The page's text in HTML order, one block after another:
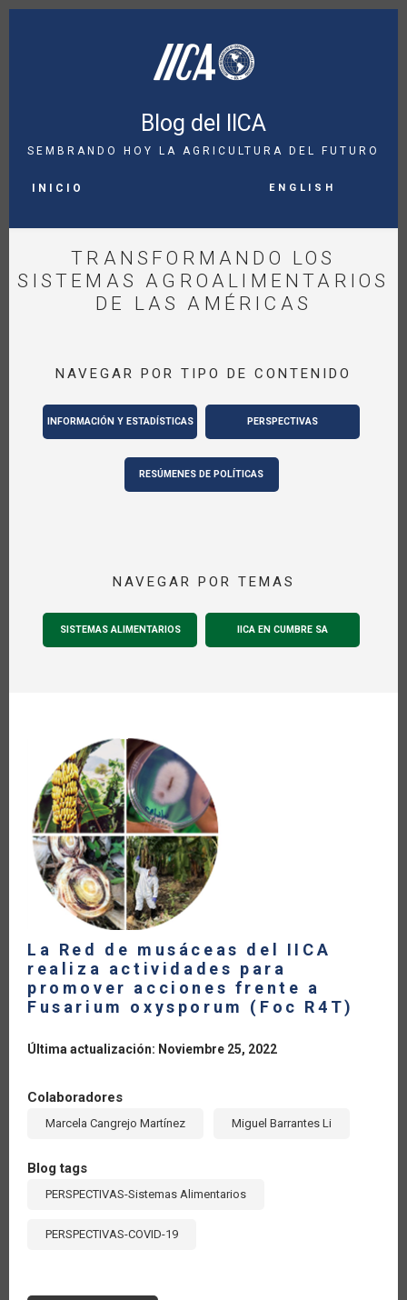
Pasar
Blog del IICA
SEMBRANDO HOY LA AGRICULTURA DEL FUTURO
NAVIGATION
INICIO English
TRANSFORMANDO LOS
SISTEMAS AGROALIMENTARIOS
DE LAS AMÉRICAS
NAVEGAR POR TIPO DE CONTENIDO
INFORMACIÓN Y ESTADÍSTICAS PERSPECTIVAS
RESÚMENES DE POLÍTICAS
NAVEGAR POR TEMAS
SISTEMAS ALIMENTARIOS IICA EN CUMBRE SA
La Red de musáceas del IICA
realiza actividades para
promover acciones frente a
Fusarium oxysporum (Foc R4T)
Última actualización: Noviembre 25, 2022
Colaboradores
Marcela Cangrejo Martínez Miguel Barrantes Li
Blog tags
PERSPECTIVAS-Sistemas Alimentarios
PERSPECTIVAS-COVID-19